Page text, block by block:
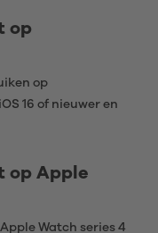
op
op
16 of nieuwer en
op Apple
Watch series 4